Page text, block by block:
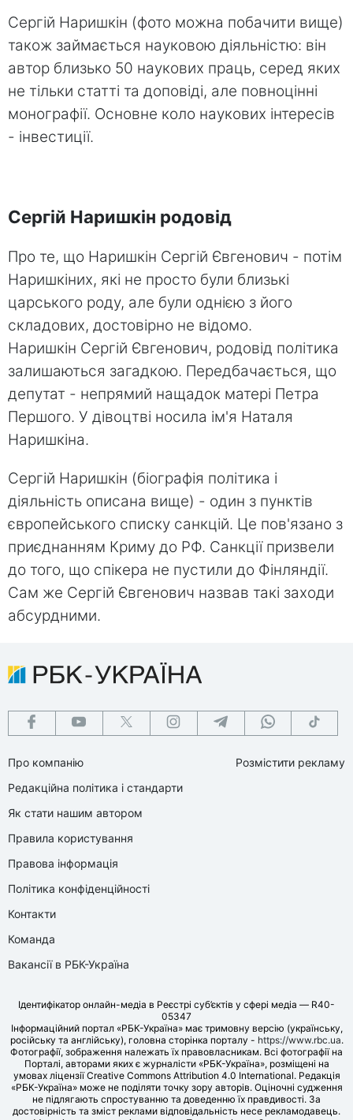
Сергій Наришкін (фото можна побачити вище)
також займається науковою діяльністю: він
автор близько 50 наукових праць, серед яких
не тільки статті та доповіді, але повноцінні
монографії. Основне коло наукових інтересів
- інвестиції.
Сергій Наришкін родовід
Про те, що Наришкін Сергій Євгенович - потім
Наришкіних, які не просто були близькі
царського роду, але були однією з його
складових, достовірно не відомо.
Наришкін Сергій Євгенович, родовід політика
залишаються загадкою. Передбачається, що
депутат - непрямий нащадок матері Петра
Першого. У дівоцтві носила ім'я Наталя
Наришкіна.
Сергій Наришкін (біографія політика і
діяльність описана вище) - один з пунктів
європейського списку санкцій. Це пов'язано з
приєднанням Криму до РФ. Санкції призвели
до того, що спікера не пустили до Фінляндії.
Сам же Сергій Євгенович назвав такі заходи
абсурдними.
Про компанію
Редакційна політика і стандарти
Як стати нашим автором
Правила користування
Правова інформація
Політика конфіденційності
Контакти
Команда
Вакансії в РБК-Україна
Розмістити рекламу
Ідентифікатор онлайн-медіа в Реєстрі суб’єктів у сфері медіа — R40-
05347
Інформаційний портал «РБК-Україна» має тримовну версію (українську,
російську та англійську), головна сторінка порталу - https://www.rbc.ua.
Фотографії, зображення належать їх правовласникам. Всі фотографії на
Порталі, авторами яких є журналісти «РБК-Україна», розміщені на
умовах ліцензії Creative Commons Attribution 4.0 International. Редакція
«РБК-Україна» може не поділяти точку зору авторів. Оціночні судження
не підлягають спростуванню та доведенню їх правдивості. За
достовірність та зміст реклами відповідальність несе рекламодавець.